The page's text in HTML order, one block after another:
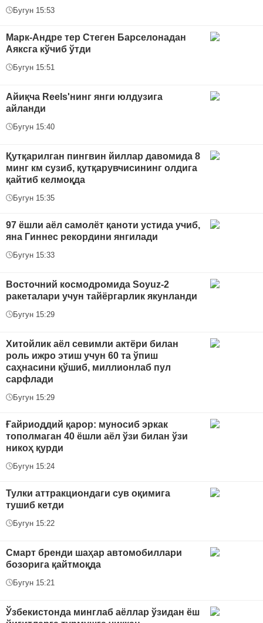
Бугун 15:53
Марк-Андре тер Стеген Барселонадан
Аяксга кўчиб ўтди
Бугун 15:51
Айиқча Reels'нинг янги юлдузига
айланди
Бугун 15:40
Қутқарилган пингвин йиллар давомида 8
минг км сузиб, қутқарувчисининг олдига
қайтиб келмоқда
Бугун 15:35
97 ёшли аёл самолёт қаноти устида учиб,
яна Гиннес рекордини янгилади
Бугун 15:33
Восточний космодромида Soyuz-2
ракеталари учун тайёргарлик якунланди
Бугун 15:29
Хитойлик аёл севимли актёри билан
роль ижро этиш учун 60 та ўпиш
саҳнасини қўшиб, миллионлаб пул
сарфлади
Бугун 15:29
Ғайриоддий қарор: муносиб эркак
тополмаган 40 ёшли аёл ўзи билан ўзи
никоҳ қурди
Бугун 15:24
Тулки аттракциондаги сув оқимига
тушиб кетди
Бугун 15:22
Смарт бренди шаҳар автомобиллари
бозорига қайтмоқда
Бугун 15:21
Ўзбекистонда минглаб аёллар ўзидан ёш